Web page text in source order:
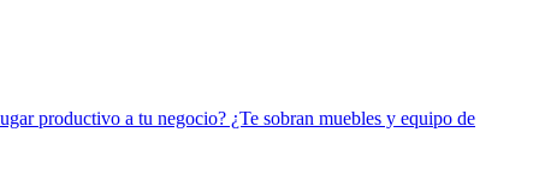
productivo a tu negocio? ¿Te sobran muebles y equipo de